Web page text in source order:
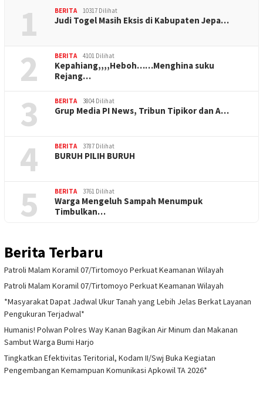
1 BERITA 10317 Dilihat
Judi Togel Masih Eksis di Kabupaten Jepa…
2 BERITA 4101 Dilihat
Kepahiang,,,,Heboh……Menghina suku
Rejang…
3 BERITA 3804 Dilihat
Grup Media PI News, Tribun Tipikor dan A…
4 BERITA 3787 Dilihat
BURUH PILIH BURUH
5 BERITA 3761 Dilihat
Warga Mengeluh Sampah Menumpuk
Timbulkan…
Berita Terbaru
Patroli Malam Koramil 07/Tirtomoyo Perkuat Keamanan Wilayah
Patroli Malam Koramil 07/Tirtomoyo Perkuat Keamanan Wilayah
*Masyarakat Dapat Jadwal Ukur Tanah yang Lebih Jelas Berkat Layanan
Pengukuran Terjadwal*
Humanis! Polwan Polres Way Kanan Bagikan Air Minum dan Makanan
Sambut Warga Bumi Harjo
Tingkatkan Efektivitas Teritorial, Kodam II/Swj Buka Kegiatan
Pengembangan Kemampuan Komunikasi Apkowil TA 2026*